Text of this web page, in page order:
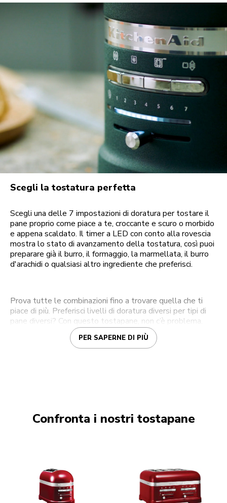
Scegli la tostatura perfetta
Scegli una delle 7 impostazioni di doratura per tostare il
pane proprio come piace a te, croccante e scuro o morbido
e appena scaldato. Il timer a LED con conto alla rovescia
mostra lo stato di avanzamento della tostatura, così puoi
preparare già il burro, il formaggio, la marmellata, il burro
d'arachidi o qualsiasi altro ingrediente che preferisci.
Prova tutte le combinazioni fino a trovare quella che ti
piace di più. Preferisci livelli di doratura diversi per tipi di
pane diversi? Con questo tostapane, non c’è problema.
PER SAPERNE DI PIÙ
Confronta i nostri tostapane